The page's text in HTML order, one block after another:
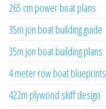
265 cm power boat plans
35m jon boat building guide
35m jon boat building plans
4 meter row boat blueprints
422m plywood skiff design